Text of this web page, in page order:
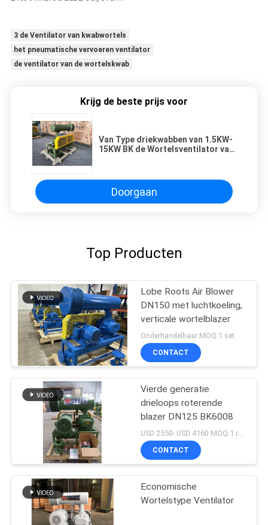
3 de Ventilator van kwabwortels
het pneumatische vervoeren ventilator
de ventilator van de wortelskwab
Krijg de beste prijs voor
Van Type driekwabben van 1.5KW-
15KW BK de Wortelsventilator van
geluidssterkte
Doorgaan
Top Producten
Lobe Roots Air Blower
DN150 met luchtkoeling,
verticale wortelblazer
Onderhandelbaar MOQ:1 set
CONTACT
Vierde generatie
drieloops roterende
blazer DN125 BK6008
CONTACT
Economische
Wortelstype Ventilator